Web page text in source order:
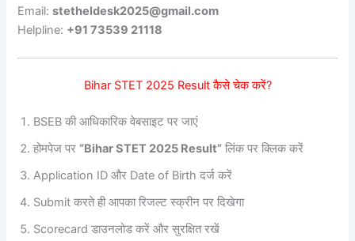
Email:stetheldesk2025@gmail.com
Helpline: +91 73539 21118
Bihar STET 2025 Result कैसे चेक करें?
BSEB की आधिकारिक वेबसाइट पर जाएं
होमपेज पर “Bihar STET 2025 Result” लिंक पर क्लिक करें
Application ID और Date of Birth दर्ज करें
Submit करते ही आपका रिजल्ट स्क्रीन पर दिखेगा
Scorecard डाउनलोड करें और सुरक्षित रखें